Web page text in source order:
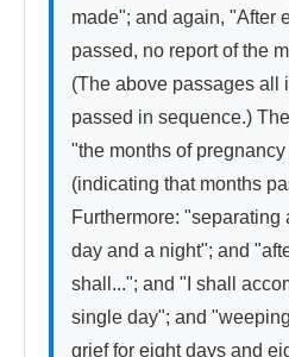
made"; and again, "After
passed, no report of the
(The above passages all
passed in sequence.)
"the months of
(indicating that months
Furthermore: "separating
day and a night"; and
shall..."; and "I shall
single day"; and
grief for eight days and